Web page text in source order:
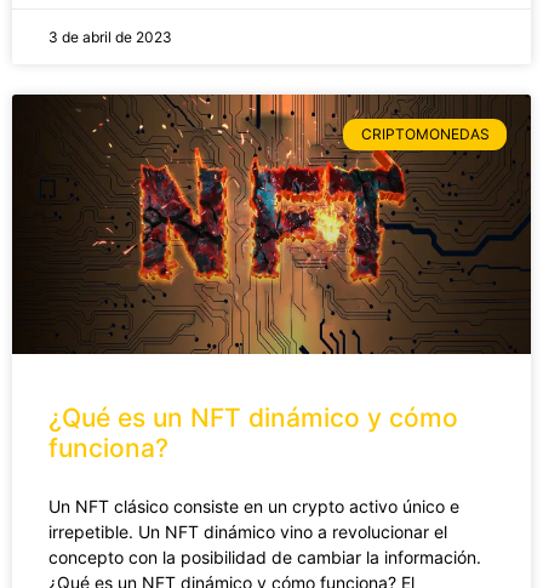
3 de abril de 2023
CRIPTOMONEDAS
¿Qué es un NFT dinámico y cómo
funciona?
Un NFT clásico consiste en un crypto activo único e
irrepetible. Un NFT dinámico vino a revolucionar el
concepto con la posibilidad de cambiar la información.
¿Qué es un NFT dinámico y cómo funciona? El